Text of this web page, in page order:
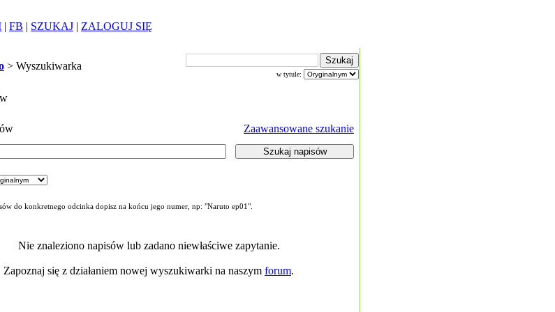
| FB | SZUKAJ | ZALOGUJ SIĘ
> Wyszukiwarka
w tytule:
Zaawansowane szukanie
do konkretnego odcinka dopisz na końcu jego numer, np: "Naruto ep01".
Nie znaleziono napisów lub zadano niewłaściwe zapytanie.
Zapoznaj się z działaniem nowej wyszukiwarki na naszym forum.